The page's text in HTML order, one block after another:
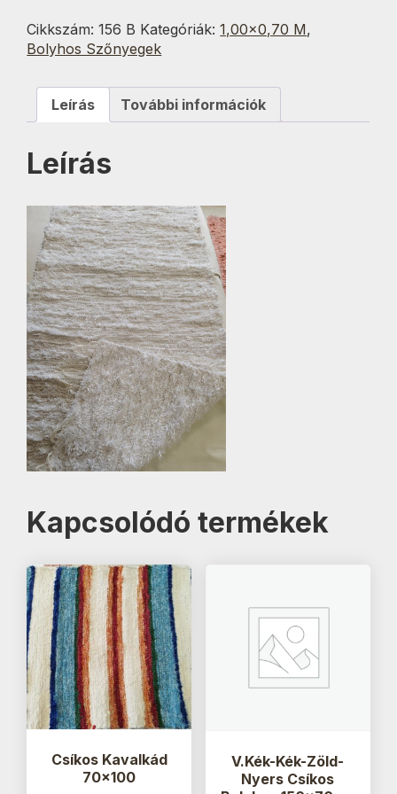
Cikkszám:156 B Kategóriák:1,00×0,70 M,
Bolyhos Szőnyegek
Leírás További információk
Leírás
Kapcsolódó termékek
Csíkos Kavalkád
70×100
V.Kék-Kék-Zöld-
Nyers Csíkos